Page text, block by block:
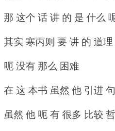
那 这个 话 讲 的 是 什么
其实 寒丙则 要 讲 的 道
呃 没有 那么 困难
在 这 本书 虽然 他 引进
虽然 他 呃 有 很多 比较